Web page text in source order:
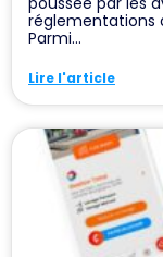
réglementations
Parmi...
Lire l'article